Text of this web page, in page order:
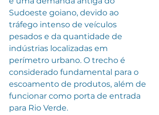
Sudoeste goiano, devido ao
tráfego intenso de veículos
pesados e da quantidade de
indústrias localizadas em
perímetro urbano. O trecho é
considerado fundamental para o
escoamento de produtos, além de
funcionar como porta de entrada
para Rio Verde.